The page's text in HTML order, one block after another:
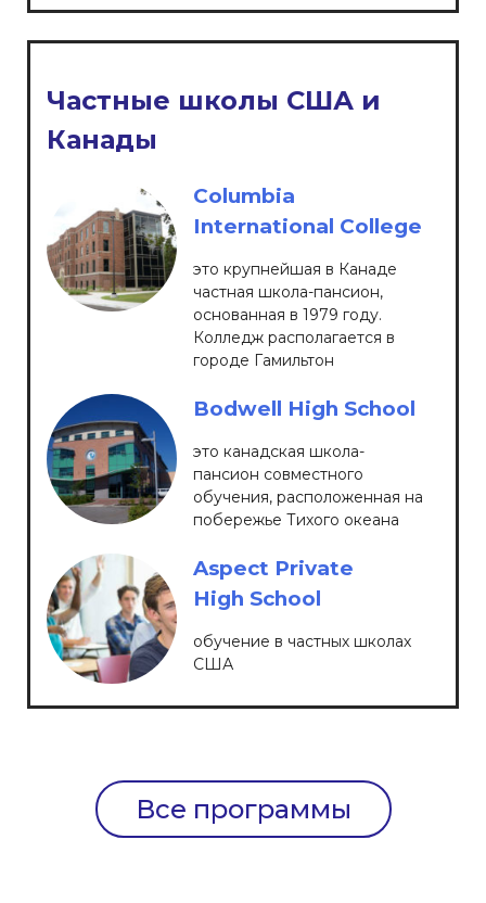
Частные школы США и
Канады
Columbia
International College
это крупнейшая в Канаде
частная школа-пансион,
основанная в 1979 году.
Колледж располагается в
городе Гамильтон
Bodwell High School
это канадская школа-
пансион совместного
обучения, расположенная на
побережье Тихого океана
Aspect Private
High School
обучение в частных школах
США
Все программы